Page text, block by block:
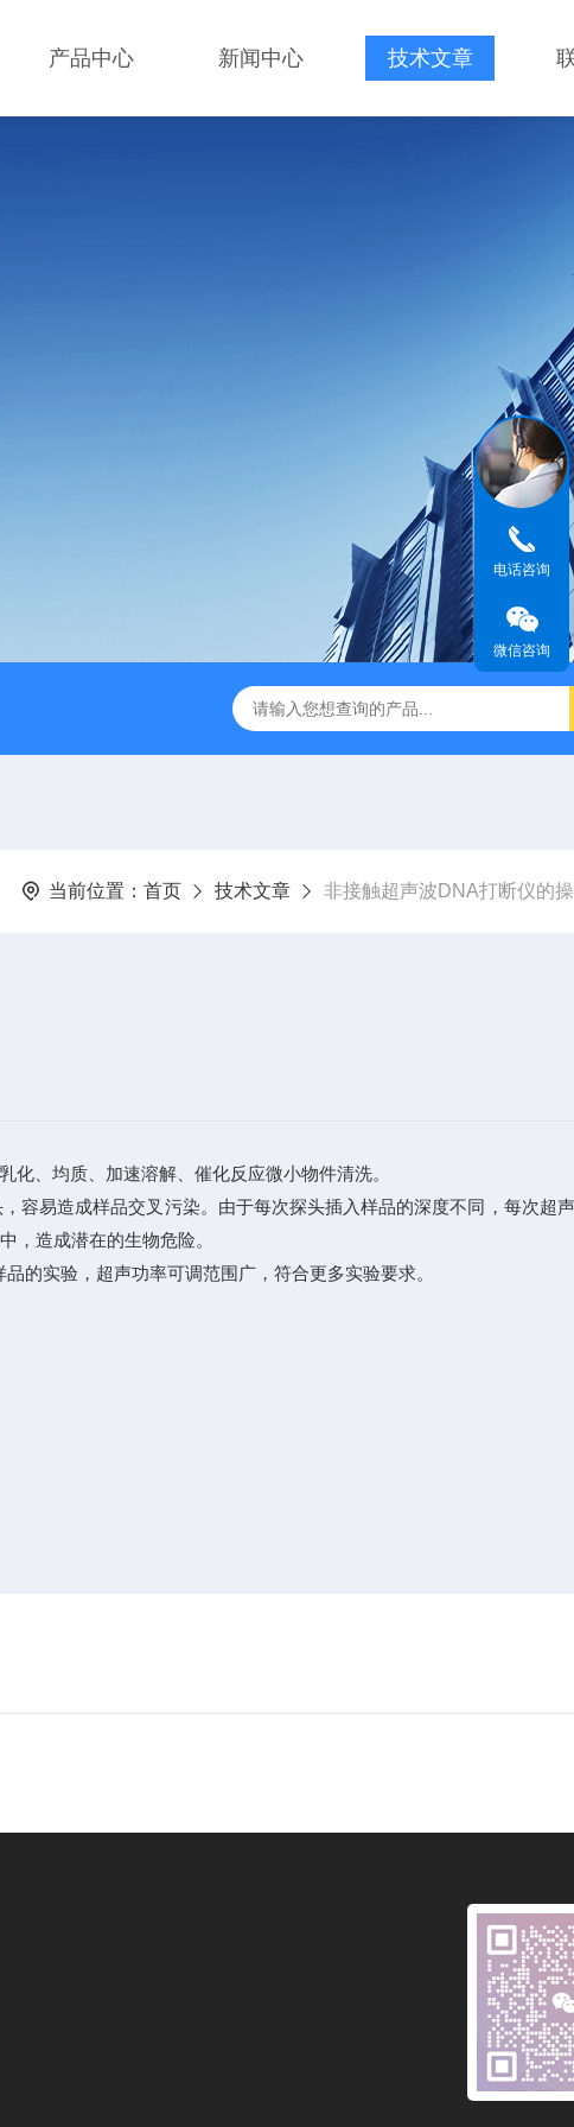
产品中心 新闻中心 技术文章
款超声波清洗机 XM-650T一体式超声波细胞粉碎仪
当前位置： 首页 技术文章 非接触超声波DNA打断仪的
、均质、加速溶解、催化反应微小物件清洗。
容易造成样品交叉污染。由于每次探头插入样品的深度不同，每次超
，造成潜在的生物危险。
的实验，超声功率可调范围广，符合更多实验要求。
电话咨询
微信咨询